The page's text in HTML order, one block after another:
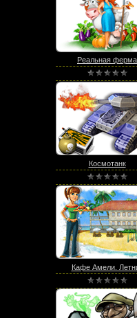
Реальная ферма
Космотанк
Кафе Амели.